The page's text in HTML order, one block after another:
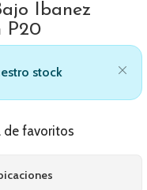
Ibanez
P20
stock
de favoritos